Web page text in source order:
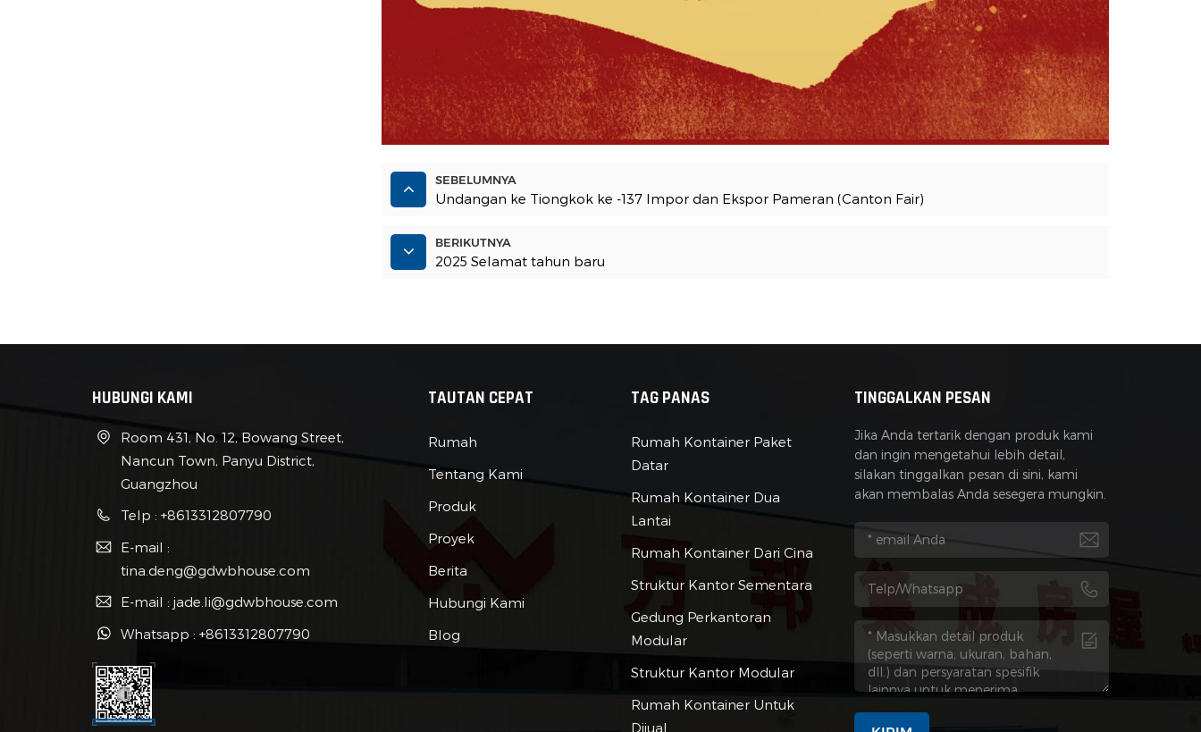
SEBELUMNYA
Undangan ke Tiongkok ke -137 Impor dan Ekspor Pameran (Canton Fair)
BERIKUTNYA
2025 Selamat tahun baru
HUBUNGI KAMI
Room 431, No. 12, Bowang Street,
Nancun Town, Panyu District,
Guangzhou
Telp : +8613312807790
E-mail :
tina.deng@gdwbhouse.com
E-mail : jade.li@gdwbhouse.com
Whatsapp : +8613312807790
TAUTAN CEPAT
Rumah
Tentang Kami
Produk
Proyek
Berita
Hubungi Kami
Blog
TAG PANAS
Rumah Kontainer Paket
Datar
Rumah Kontainer Dua
Lantai
Rumah Kontainer Dari Cina
Struktur Kantor Sementara
Gedung Perkantoran
Modular
Struktur Kantor Modular
Rumah Kontainer Untuk
Dijual
TINGGALKAN PESAN
Jika Anda tertarik dengan produk kami
dan ingin mengetahui lebih detail,
silakan tinggalkan pesan di sini, kami
akan membalas Anda sesegera mungkin.